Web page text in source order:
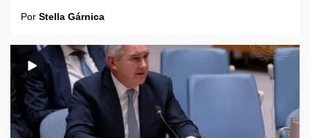
Por Stella Gárnica